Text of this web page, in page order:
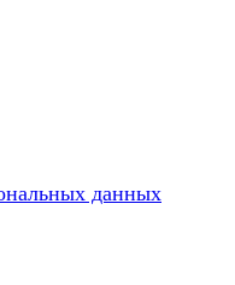
данных